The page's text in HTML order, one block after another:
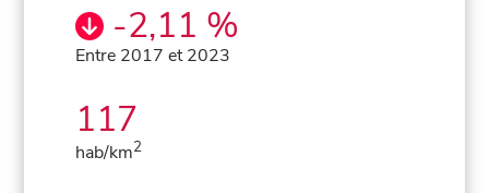
-2,11 %
Entre 2017 et 2023
117
hab/km2